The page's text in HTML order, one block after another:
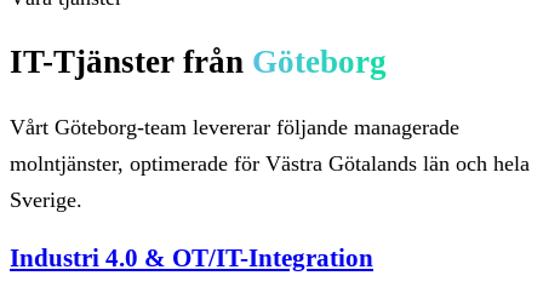
IT-Tjänster från Göteborg
Vårt Göteborg-team levererar följande managerade
molntjänster, optimerade för Västra Götalands län och hela
Sverige.
Industri 4.0 & OT/IT-Integration